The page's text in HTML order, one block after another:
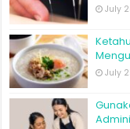
July
July